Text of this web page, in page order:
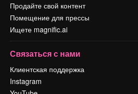
Продайте свой контент
Помещение для прессы
Ищете magnific.ai
Связаться с нами
Клиентская поддержка
Instagram